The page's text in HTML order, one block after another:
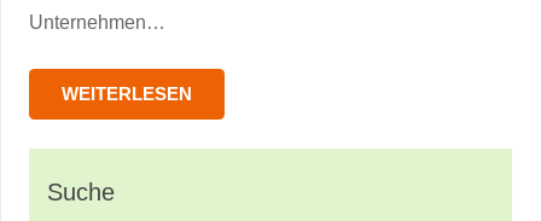
Unternehmen…
WEITERLESEN
Suche